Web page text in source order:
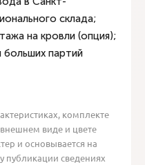
склада;
на кровли (опция);
партий
комплекте
внешнем виде и цвете
и основывается на
публикации сведениях